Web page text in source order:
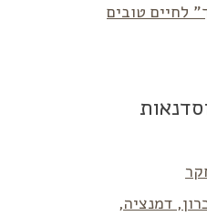
טובים
דמנציה,